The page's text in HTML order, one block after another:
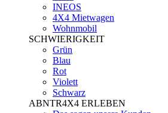
INEOS
4X4 Mietwagen
Wohnmobil
SCHWIERIGKEIT
Grün
Blau
Rot
Violett
Schwarz
ABNTR4X4 ERLEBEN